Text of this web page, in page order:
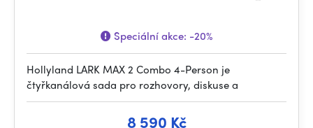
Speciální akce: -20%
Hollyland LARK MAX 2 Combo 4-Person je
čtyřkanálová sada pro rozhovory, diskuse a
8 590 Kč